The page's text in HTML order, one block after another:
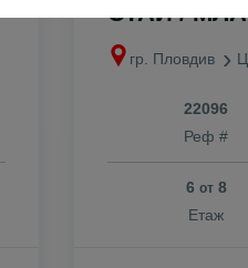
СТАИ /
гр. Пловдив
22096
Реф #
6 от8
Етаж